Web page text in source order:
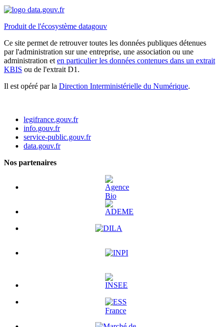
Produit de l'écosystème datagouv
Ce site permet de retrouver toutes les données publiques détenues
par l'administration sur une entreprise, une association ou une
administration et en particulier les données contenues dans un extrait
KBIS ou de l'extrait D1.
Il est opéré par la Direction Interministérielle du Numérique.
legifrance.gouv.fr
info.gouv.fr
service-public.gouv.fr
data.gouv.fr
Nos partenaires